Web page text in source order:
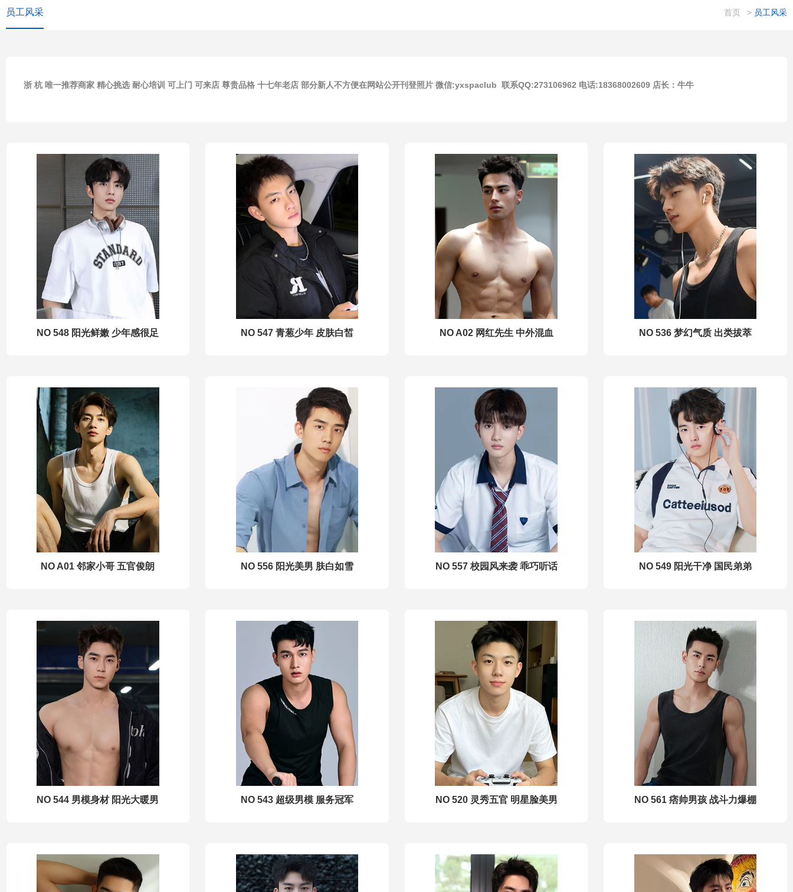
员工风采 首页 > 员工风采
浙 杭 唯一推荐商家 精心挑选 耐心培训 可上门 可来店 尊贵品格 十七年老店 部分新人不方便在网站公开刊登照片 微信:yxspaclub 联系QQ:273106962 电话:18368002609 店长：牛牛
NO 548 阳光鲜嫩 少年感很足 NO 547 青葱少年 皮肤白皙 NO A02 网红先生 中外混血 NO 536 梦幻气质 出类拔萃
NO A01 邻家小哥 五官俊朗 NO 556 阳光美男 肤白如雪 NO 557 校园风来袭 乖巧听话 NO 549 阳光干净 国民弟弟
NO 544 男模身材 阳光大暖男 NO 543 超级男模 服务冠军 NO 520 灵秀五官 明星脸美男 NO 561 痞帅男孩 战斗力爆棚